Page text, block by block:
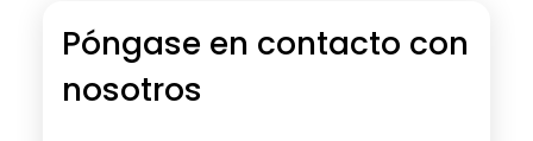
Póngase en contacto con
nosotros